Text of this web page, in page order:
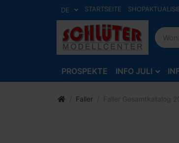
DE STARTSEITE
PROSPEKTE INFO JULI
Faller Faller Gesamtkatalog